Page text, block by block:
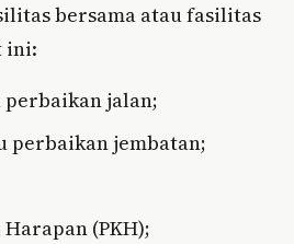
bersama atau fasilitas
ini:
perbaikan jalan;
perbaikan jembatan;
(PKH);